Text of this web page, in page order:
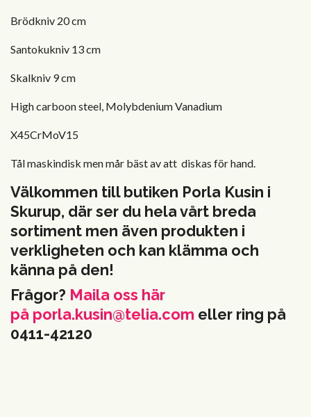
Brödkniv 20 cm
Santokukniv 13 cm
Skalkniv 9 cm
High carboon steel, Molybdenium Vanadium
X45CrMoV15
Tål maskindisk men mår bäst av att diskas för hand.
Välkommen till butiken Porla Kusin i
Skurup, där ser du hela vårt breda
sortiment men även produkten i
verkligheten och kan klämma och
känna på den!
Frågor? Maila oss här
på porla.kusin@telia.com eller ring på
0411-42120